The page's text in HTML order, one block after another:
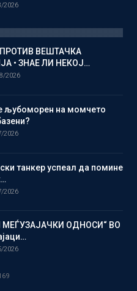
2026
ВЕШТАЧКА
• ЗНАЕ ЛИ НЕКОЈ…
2026
љубоморен на момчето
2026
танкер успеал да помине
2026
МЕЃУЗАЈАЧКИ ОДНОСИ“ ВО
2026